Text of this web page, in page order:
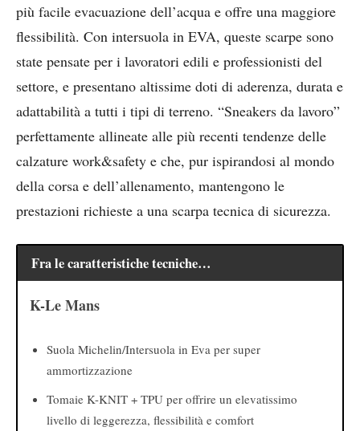
più facile evacuazione dell’acqua e offre una maggiore
flessibilità. Con intersuola in EVA, queste scarpe sono
state pensate per i lavoratori edili e professionisti del
settore, e presentano altissime doti di aderenza, durata e
adattabilità a tutti i tipi di terreno. “Sneakers da lavoro”
perfettamente allineate alle più recenti tendenze delle
calzature work&safety e che, pur ispirandosi al mondo
della corsa e dell’allenamento, mantengono le
prestazioni richieste a una scarpa tecnica di sicurezza.
Fra le caratteristiche tecniche…
K-Le Mans
Suola Michelin/Intersuola in Eva per super
ammortizzazione
Tomaie K-KNIT + TPU per offrire un elevatissimo
livello di leggerezza, flessibilità e comfort